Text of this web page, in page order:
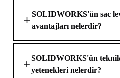
SOLIDWORKS'ün sac
avantajları nelerdir?
SOLIDWORKS'ün teknik
yetenekleri nelerdir?